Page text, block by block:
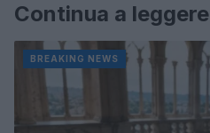
Continua a leggere
BREAKING NEWS